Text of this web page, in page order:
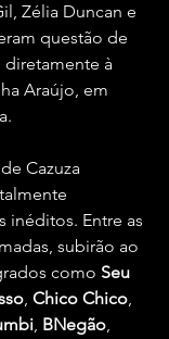
Zélia Duncan e
questão de
diretamente à
Araújo, em
Cazuza
inéditos. Entre as
subirão ao
como Seu
, Chico Chico,
, BNegão,